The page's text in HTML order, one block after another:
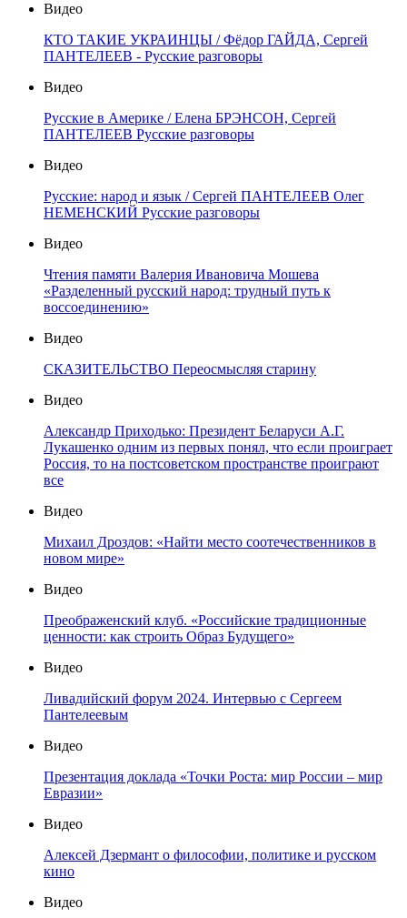
Видео
КТО ТАКИЕ УКРАИНЦЫ / Фёдор ГАЙДА, Сергей
ПАНТЕЛЕЕВ - Русские разговоры
Видео
Русские в Америке / Елена БРЭНСОН, Сергей
ПАНТЕЛЕЕВ Русские разговоры
Видео
Русские: народ и язык / Сергей ПАНТЕЛЕЕВ Олег
НЕМЕНСКИЙ Русские разговоры
Видео
Чтения памяти Валерия Ивановича Мошева
«Разделенный русский народ: трудный путь к
воссоединению»
Видео
СКАЗИТЕЛЬСТВО Переосмысляя старину
Видео
Александр Приходько: Президент Беларуси А.Г.
Лукашенко одним из первых понял, что если проиграет
Россия, то на постсоветском пространстве проиграют
все
Видео
Михаил Дроздов: «Найти место соотечественников в
новом мире»
Видео
Преображенский клуб. «Российские традиционные
ценности: как строить Образ Будущего»
Видео
Ливадийский форум 2024. Интервью с Сергеем
Пантелеевым
Видео
Презентация доклада «Точки Роста: мир России – мир
Евразии»
Видео
Алексей Дзермант о философии, политике и русском
кино
Видео